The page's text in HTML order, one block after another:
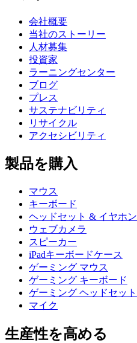
会社概要
当社のストーリー
人材募集
投資家
ラーニングセンター
ブログ
プレス
サステナビリティ
リサイクル
アクセシビリティ
製品を購入
マウス
キーボード
ヘッドセット & イヤホン
ウェブカメラ
スピーカー
iPadキーボードケース
ゲーミング マウス
ゲーミング キーボード
ゲーミング ヘッドセット
マイク
生産性を高める